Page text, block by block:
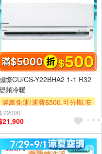
際CU/CS-Y22BHA2 1-1 R32
頻冷暖
滿萬免運(運費$500,可分期,安
裝跨區費另計,單品未滿1萬元
及使用6期以上分期0利率,需付
基本安裝運費)
滿額折$500
22000